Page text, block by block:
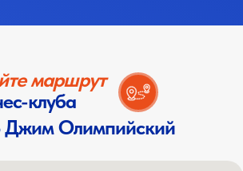
маршрут
клуба
Джим Олимпийский